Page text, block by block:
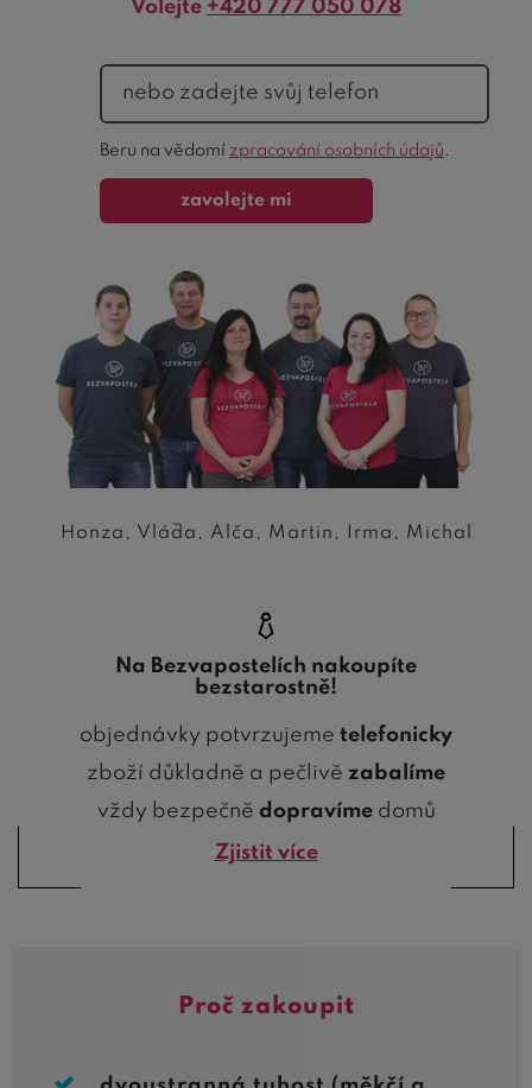
Honza, Vláďa, Alča, Martin, Irma, Michal
Volejte +420 777 050 078
telefon
formuláře
Beru na vědomí zpracování osobních údajů
zavolejte mi
Na Bezvapostelích nakoupíte
bezstarostně!
objednávky potvrzujeme telefonicky
zboží důkladně a pečlivě zabalíme
vždy bezpečně dopravímedomů
Zjistit více
Proč zakoupit